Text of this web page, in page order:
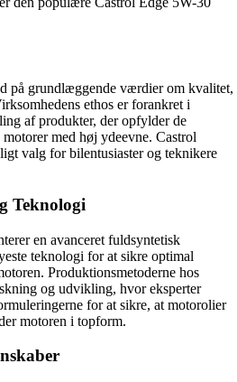
på grundlæggende værdier om kvalitet,
ethos er forankret i
af produkter, der opfylder de
med høj ydeevne. Castrol
valg for bilentusiaster og teknikere
Teknologi
en avanceret fuldsyntetisk
teknologi for at sikre optimal
Produktionsmetoderne hos
og udvikling, hvor eksperter
for at sikre, at motorolier
motoren i topform.